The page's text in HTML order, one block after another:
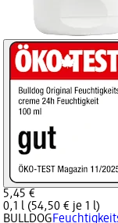
5,45 €
0,1 l (54,50 € je 1 l)
BULLDOG